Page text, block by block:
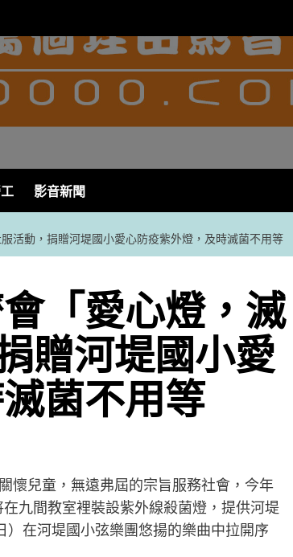
影音新聞
活動，捐贈河堤國小愛心防疫紫外燈，及時滅菌不用等
「愛心燈，滅
贈河堤國小愛
菌不用等
懷兒童，無遠弗屆的宗旨服務社會，今年
九間教室裡裝設紫外線殺菌燈，提供河堤
在河堤國小弦樂團悠揚的樂曲中拉開序